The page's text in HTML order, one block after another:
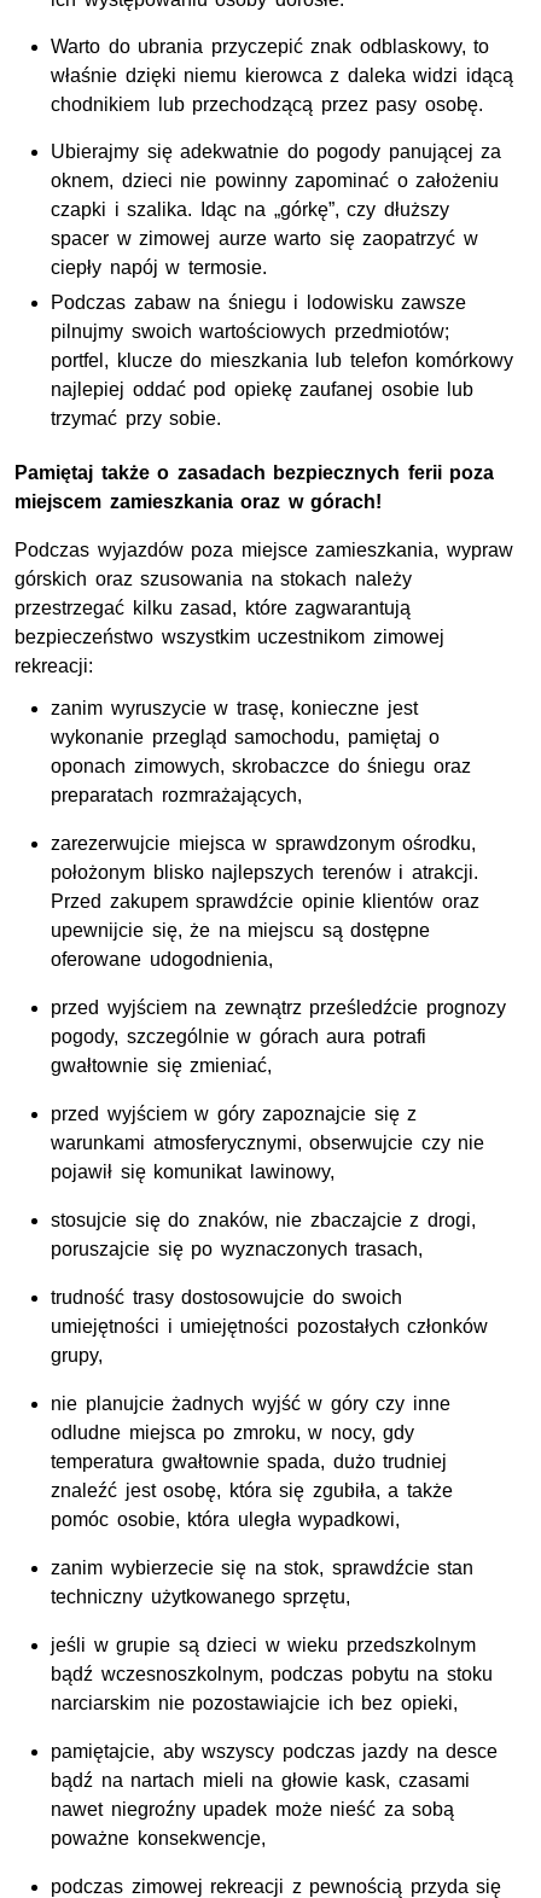
Warto do ubrania przyczepić znak odblaskowy, to
właśnie dzięki niemu kierowca z daleka widzi idącą
chodnikiem lub przechodzącą przez pasy osobę.
Ubierajmy się adekwatnie do pogody panującej za
oknem, dzieci nie powinny zapominać o założeniu
czapki i szalika. Idąc na „górkę”, czy dłuższy
spacer w zimowej aurze warto się zaopatrzyć w
ciepły napój w termosie.
Podczas zabaw na śniegu i lodowisku zawsze
pilnujmy swoich wartościowych przedmiotów;
portfel, klucze do mieszkania lub telefon komórkowy
najlepiej oddać pod opiekę zaufanej osobie lub
trzymać przy sobie.
Pamiętaj także o zasadach bezpiecznych ferii poza
miejscem zamieszkania oraz w górach!
Podczas wyjazdów poza miejsce zamieszkania, wypraw
górskich oraz szusowania na stokach należy
przestrzegać kilku zasad, które zagwarantują
bezpieczeństwo wszystkim uczestnikom zimowej
rekreacji:
zanim wyruszycie w trasę, konieczne jest
wykonanie przegląd samochodu, pamiętaj o
oponach zimowych, skrobaczce do śniegu oraz
preparatach rozmrażających,
zarezerwujcie miejsca w sprawdzonym ośrodku,
położonym blisko najlepszych terenów i atrakcji.
Przed zakupem sprawdźcie opinie klientów oraz
upewnijcie się, że na miejscu są dostępne
oferowane udogodnienia,
przed wyjściem na zewnątrz prześledźcie prognozy
pogody, szczególnie w górach aura potrafi
gwałtownie się zmieniać,
przed wyjściem w góry zapoznajcie się z
warunkami atmosferycznymi, obserwujcie czy nie
pojawił się komunikat lawinowy,
stosujcie się do znaków, nie zbaczajcie z drogi,
poruszajcie się po wyznaczonych trasach,
trudność trasy dostosowujcie do swoich
umiejętności i umiejętności pozostałych członków
grupy,
nie planujcie żadnych wyjść w góry czy inne
odludne miejsca po zmroku, w nocy, gdy
temperatura gwałtownie spada, dużo trudniej
znaleźć jest osobę, która się zgubiła, a także
pomóc osobie, która uległa wypadkowi,
zanim wybierzecie się na stok, sprawdźcie stan
techniczny użytkowanego sprzętu,
jeśli w grupie są dzieci w wieku przedszkolnym
bądź wczesnoszkolnym, podczas pobytu na stoku
narciarskim nie pozostawiajcie ich bez opieki,
pamiętajcie, aby wszyscy podczas jazdy na desce
bądź na nartach mieli na głowie kask, czasami
nawet niegroźny upadek może nieść za sobą
poważne konsekwencje,
podczas zimowej rekreacji z pewnością przyda się